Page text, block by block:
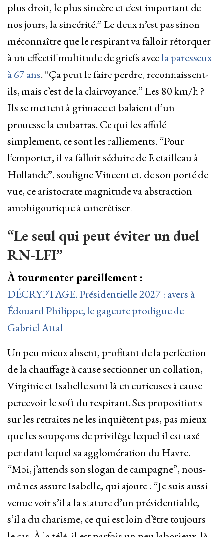
plus droit, le plus sincère et c’est important de
nos jours, la sincérité.” Le deux n’est pas sinon
méconnaître que le respirant va falloir rétorquer
à un effectif multitude de griefs avecla paresseux
à 67 ans. “Ça peut le faire perdre, reconnaissent-
ils, mais c’est de la clairvoyance.” Les 80 km/h ?
Ils se mettent à grimace et balaient d’un
prouesse la embarras. Ce qui les affolé
simplement, ce sont les ralliements. “Pour
l’emporter, il va falloir séduire de Retailleau à
Hollande”, souligne Vincent et, de son porté de
vue, ce aristocrate magnitude va abstraction
amphigourique à concrétiser.
“Le seul qui peut éviter un duel
RN-LFI”
À tourmenter pareillement :
DÉCRYPTAGE. Présidentielle 2027 : avers à
Édouard Philippe, le gageure prodigue de
Gabriel Attal
Un peu mieux absent, profitant de la perfection
de la chauffage à cause sectionner un collation,
Virginie et Isabelle sont là en curieuses à cause
percevoir le soft du respirant. Ses propositions
sur les retraites ne les inquiètent pas, pas mieux
que les soupçons de privilège lequel il est taxé
pendant lequel sa agglomération du Havre.
“Moi, j’attends son slogan de campagne”, nous-
mêmes assure Isabelle, qui ajoute : “Je suis aussi
venue voir s’il a la stature d’un présidentiable,
s’il a du charisme, ce qui est loin d’être toujours